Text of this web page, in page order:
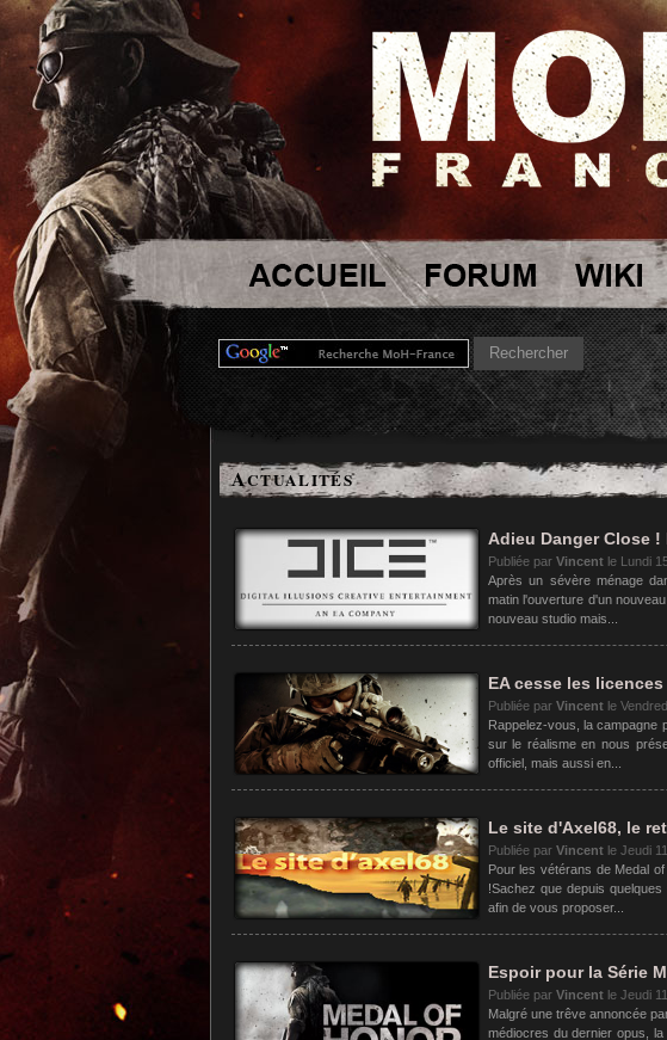
ACTUALITÉS
Adieu Danger Close !
Publiée par Vincentle Lundi
Après un sévère ménage
matin l'ouverture d'un
nouveau studio mais...
EA cesse les
Publiée par Vincentle
Rappelez-vous, la campagne
sur le réalisme en nous
officiel, mais aussi en...
Le site d'Axel68, le
Publiée par Vincentle Jeudi
Pour les vétérans de Medal
!Sachez que depuis
afin de vous proposer...
Espoir pour la Série
Publiée par Vincentle Jeudi
Malgré une trêve annoncée
médiocres du dernier opus,